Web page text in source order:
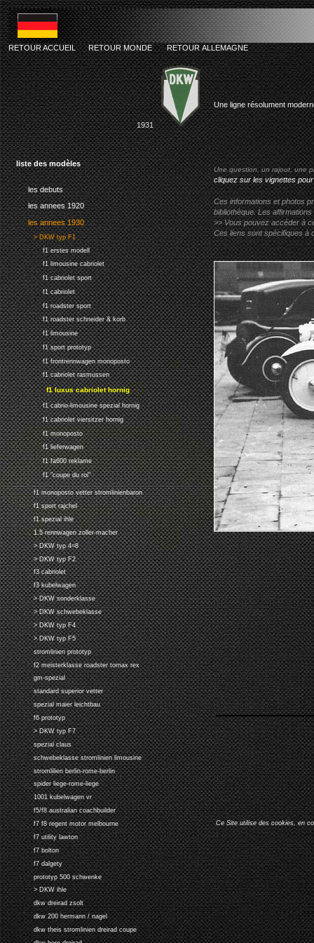
liste des modèles
les debuts
les annees 1920
les annees 1930
> DKW typ F1
f1 erstes modell
f1 limousine cabriolet
f1 cabriolet sport
f1 cabriolet
f1 roadster sport
f1 roadster schneider & korb
f1 limousine
f1 sport prototyp
f1 frontrennwagen monoposto
f1 cabriolet rasmussen
f1 luxus cabriolet hornig
f1 cabrio-limousine spezial hornig
f1 cabriolet viersitzer hornig
f1 monoposto
f1 lieferwagen
f1 fa600 reklame
f1 "coupe du roi"
f1 monoposto vetter stromlinienbaron
f1 sport rajchel
f1 spezial ihle
1.5 rennwagen zoller-macher
> DKW typ 4=8
> DKW typ F2
f3 cabriolet
f3 kubelwagen
> DKW sonderklasse
> DKW schwebeklasse
> DKW typ F4
> DKW typ F5
stromlinien prototyp
f2 meisterklasse roadster tornax rex
gm-spezial
standard superior vetter
spezial maier leichtbau
f6 prototyp
> DKW typ F7
spezial claus
schwebeklasse stromlinien limousine
stromlilien berlin-rome-berlin
spider liege-rome-liege
1001 kubelwagen vr
f5/f8 australian coachbuilder
f7 f8 regent motor melbourne
f7 utility lawton
f7 bolton
f7 dalgety
prototyp 500 schwenke
> DKW ihle
dkw dreirad zsolt
dkw 200 hermann / nagel
dkw theis stromlinien dreirad coupe
dkw f1
RETOUR ACCUEIL RETOUR MONDE RETOUR ALLEMAGNE
1931
Une ligne résolument
Une question, un rajout, une
cliquez sur les vignettes
Ces informations et photos
bibliothèque. Les
>> Vous pouvez accéder à
Ces liens sont spécifiques à
Ce Site utilise des cookies, en